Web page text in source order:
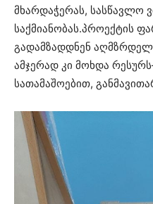
მხარდაჭერას, სასწავლო
საქმიანობას.პროექტის
გადამზადდნენ
ამჯერად კი მოხდა
სათამაშოებით,